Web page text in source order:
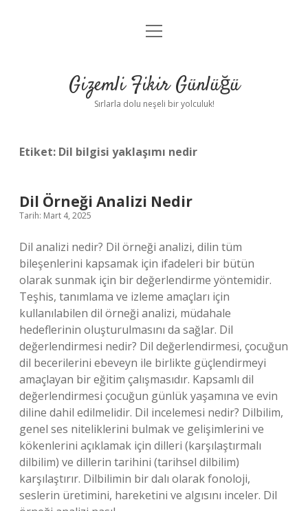
Anasayfa
Yasal Uyarı
menüyü
Gizemli Fikir Günlüğü
Sırlarla dolu neşeli bir yolculuk!
Etiket: Dil bilgisi yaklaşımı nedir
Dil Örneği Analizi Nedir
Tarih: Mart 4, 2025
Dil analizi nedir? Dil örneği analizi, dilin tüm
bileşenlerini kapsamak için ifadeleri bir bütün
olarak sunmak için bir değerlendirme yöntemidir.
Teşhis, tanımlama ve izleme amaçları için
kullanılabilen dil örneği analizi, müdahale
hedeflerinin oluşturulmasını da sağlar. Dil
değerlendirmesi nedir? Dil değerlendirmesi, çocuğun
dil becerilerini ebeveyn ile birlikte güçlendirmeyi
amaçlayan bir eğitim çalışmasıdır. Kapsamlı dil
değerlendirmesi çocuğun günlük yaşamına ve evin
diline dahil edilmelidir. Dil incelemesi nedir? Dilbilim,
genel ses niteliklerini bulmak ve gelişimlerini ve
kökenlerini açıklamak için dilleri (karşılaştırmalı
dilbilim) ve dillerin tarihini (tarihsel dilbilim)
karşılaştırır. Dilbilimin bir dalı olarak fonoloji,
seslerin üretimini, hareketini ve algısını inceler. Dil